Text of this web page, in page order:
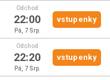
Odchod
22:00
Pá, 7 Srp.
vstupenky
Odchod
22:20
Pá, 7 Srp.
vstupenky